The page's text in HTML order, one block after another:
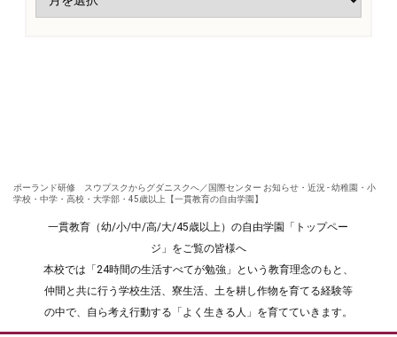
ポーランド研修 スウプスクからグダニスクへ／国際センター お知らせ・近況 - 幼稚園・小
学校・中学・高校・大学部・45歳以上【一貫教育の自由学園】
一貫教育（幼/小/中/高/大/45歳以上）の自由学園「トップペー
ジ」をご覧の皆様へ
本校では「24時間の生活すべてが勉強」という教育理念のもと、
仲間と共に行う学校生活、寮生活、土を耕し作物を育てる経験等
の中で、自ら考え行動する「よく生きる人」を育てていきます。